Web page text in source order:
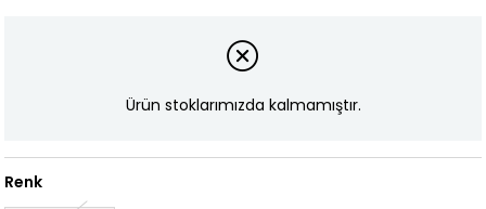
Ürün stoklarımızda kalmamıştır.
Renk